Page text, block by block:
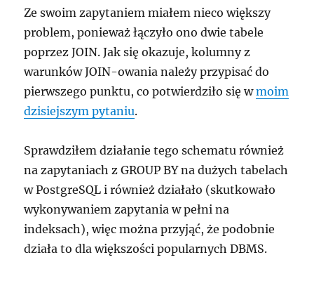
Ze swoim zapytaniem miałem nieco większy
problem, ponieważ łączyło ono dwie tabele
poprzez JOIN. Jak się okazuje, kolumny z
warunków JOIN-owania należy przypisać do
pierwszego punktu, co potwierdziło się wmoim
dzisiejszym pytaniu.
Sprawdziłem działanie tego schematu również
na zapytaniach z GROUP BY na dużych tabelach
w PostgreSQL i również działało (skutkowało
wykonywaniem zapytania w pełni na
indeksach), więc można przyjąć, że podobnie
działa to dla większości popularnych DBMS.